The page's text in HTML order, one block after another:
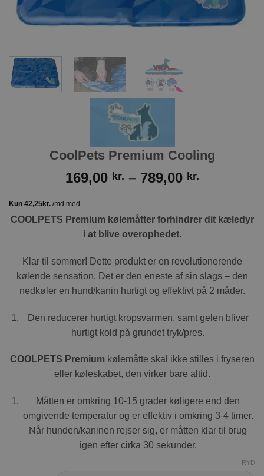
CoolPets Premium Cooling
169,00 kr. – 789,00 kr.
789,00 kr.
COOLPETS Premium kølemåtter forhindrer dit kæledyr
i at blive overophedet.
Klar til sommer! Dette produkt er en revolutionerende
kølende sensation. Det er den eneste af sin slags – den
nedkøler en hund/kanin hurtigt og effektivt på 2 måder.
Den reducerer hurtigt kropsvarmen, samt gelen bliver
hurtigt kold på grundet tryk/pres.
COOLPETS Premium kølemåtte skal ikke stilles i fryseren
eller køleskabet, den virker bare altid.
Måtten er omkring 10-15 grader køligere end den
omgivende temperatur og er effektiv i omkring 3-4 timer.
Når hunden/kaninen rejser sig, er måtten klar til brug
igen efter cirka 30 sekunder.
RYD